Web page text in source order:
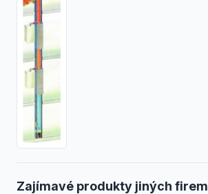
Zajímavé produkty jiných firem